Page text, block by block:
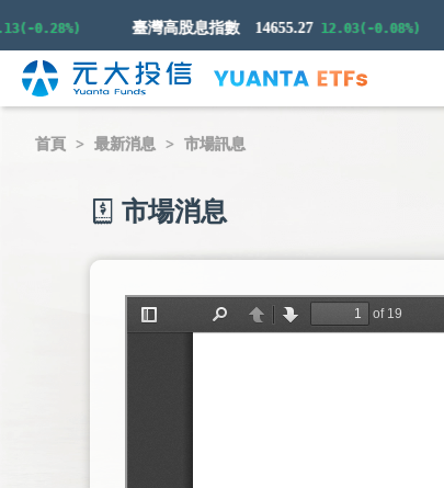
臺灣高股息指數 14655.27 12.03(-0.08%)
首頁 最新消息 市場訊息
市場消息